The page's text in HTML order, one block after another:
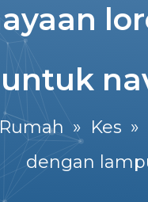
untuk
Rumah » Kes »
dengan